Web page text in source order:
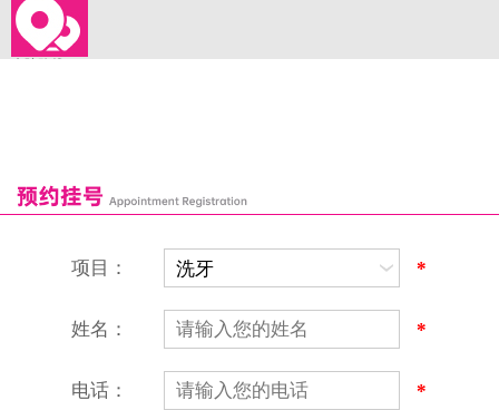
恒乐口腔诊所
富港口腔诊所
项目： *
姓名： *
电话： *